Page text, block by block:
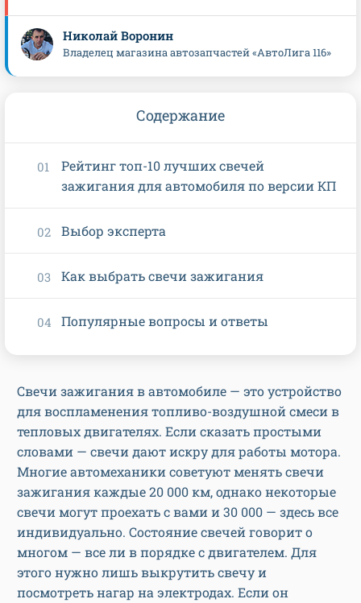
Свечи зажигания в автомобиле — это устройство
для воспламенения топливо-воздушной смеси в
тепловых двигателях. Если сказать простыми
словами — свечи дают искру для работы мотора.
Многие автомеханики советуют менять свечи
зажигания каждые 20 000 км, однако некоторые
свечи могут проехать с вами и 30 000 — здесь все
индивидуально. Состояние свечей говорит о
многом — все ли в порядке с двигателем. Для
этого нужно лишь выкрутить свечу и
посмотреть нагар на электродах. Если он
Николай Воронин
Владелец магазина автозапчастей «АвтоЛига 116»
Содержание
Рейтинг топ-10 лучших свечей
зажигания для автомобиля по версии КП
Выбор эксперта
Как выбрать свечи зажигания
Популярные вопросы и ответы